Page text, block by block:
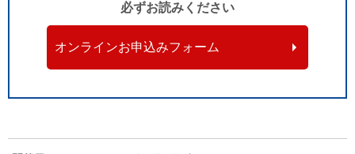
必ずお読みください
オンラインお申込みフォーム